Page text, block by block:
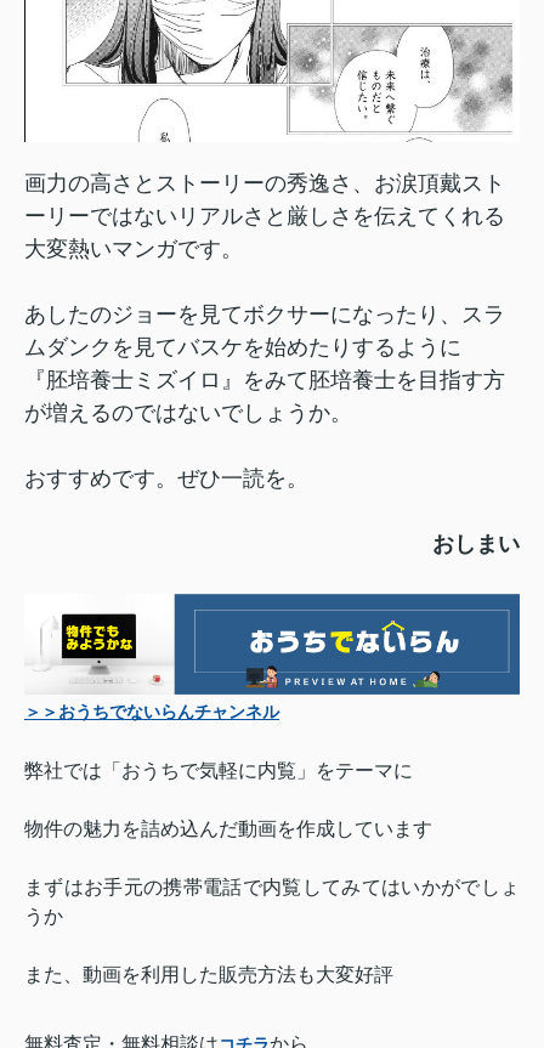
画力の高さとストーリーの秀逸さ、お涙頂戴スト
ーリーではないリアルさと厳しさを伝えてくれる
大変熱いマンガです。
あしたのジョーを見てボクサーになったり、スラ
ムダンクを見てバスケを始めたりするように
『胚培養士ミズイロ』をみて胚培養士を目指す方
が増えるのではないでしょうか。
おすすめです。ぜひ一読を。
おしまい
＞＞おうちでないらんチャンネル
弊社では「おうちで気軽に内覧」をテーマに
物件の魅力を詰め込んだ動画を作成しています
まずはお手元の携帯電話で内覧してみてはいかがでしょ
うか
また、動画を利用した販売方法も大変好評
無料査定・無料相談は から